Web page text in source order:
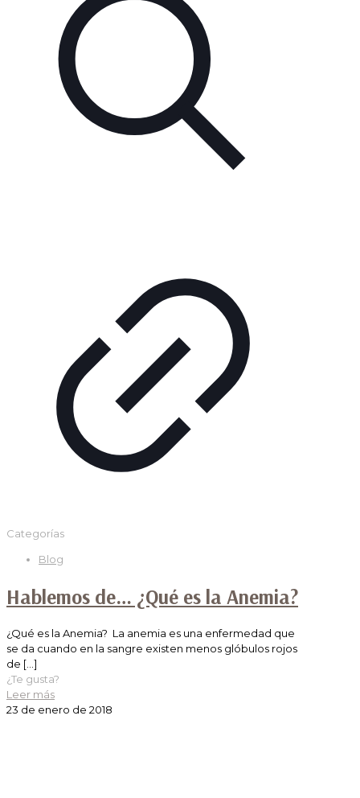
Categorías
Blog
Hablemos de… ¿Qué es la Anemia?
¿Qué es la Anemia? La anemia es una enfermedad que
se da cuando en la sangre existen menos glóbulos rojos
de […]
¿Te gusta?
Leer más
23 de enero de 2018